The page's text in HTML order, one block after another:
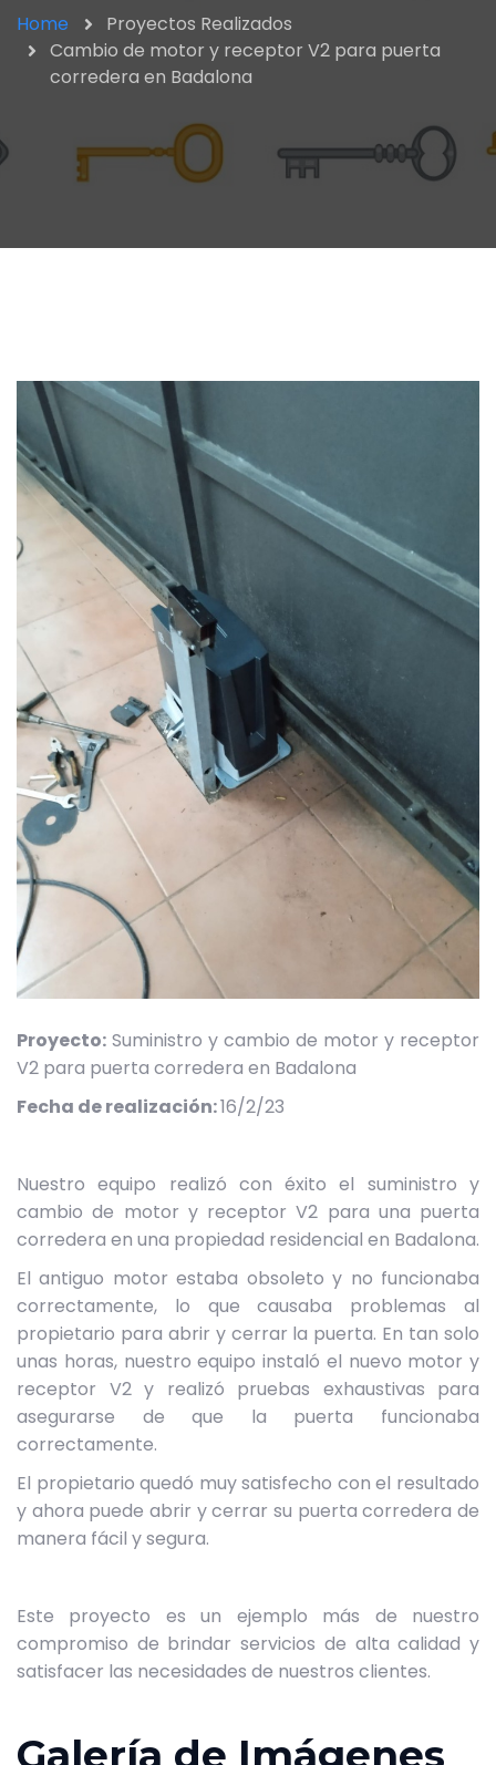
Home
Proyectos Realizados
Cambio de motor y receptor V2 para puerta
corredera en Badalona
Proyecto: Suministro y cambio de motor y receptor
V2 para puerta corredera en Badalona
Fecha de realización:16/2/23
Nuestro equipo realizó con éxito el suministro y
cambio de motor y receptor V2 para una puerta
corredera en una propiedad residencial en Badalona.
El antiguo motor estaba obsoleto y no funcionaba
correctamente, lo que causaba problemas al
propietario para abrir y cerrar la puerta. En tan solo
unas horas, nuestro equipo instaló el nuevo motor y
receptor V2 y realizó pruebas exhaustivas para
asegurarse de que la puerta funcionaba
correctamente.
El propietario quedó muy satisfecho con el resultado
y ahora puede abrir y cerrar su puerta corredera de
manera fácil y segura.
Este proyecto es un ejemplo más de nuestro
compromiso de brindar servicios de alta calidad y
satisfacer las necesidades de nuestros clientes.
Galería de Imágenes